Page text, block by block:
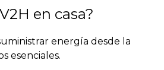
en casa?
energía desde la
esenciales.